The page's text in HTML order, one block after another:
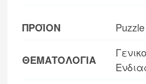
ΠΡΟΪΟΝ Puzzle
ΘΕΜΑΤΟΛΟΓΙΑ